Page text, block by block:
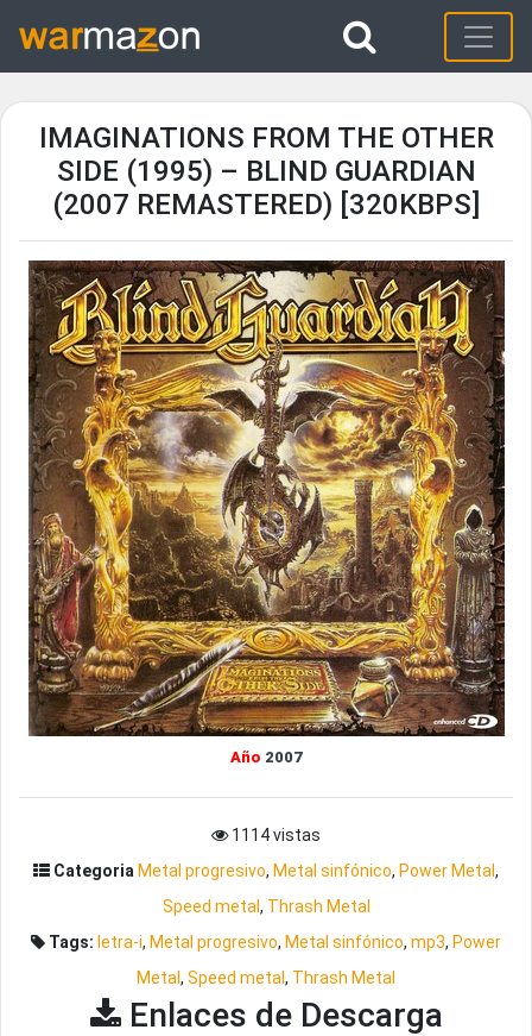
IMAGINATIONS FROM THE OTHER
SIDE (1995) – BLIND GUARDIAN
(2007 REMASTERED) [320KBPS]
Año 2007
1114 vistas
Categoria Metal progresivo, Metal sinfónico, Power Metal ,
Speed metal , Thrash Metal
Tags: letra-i, Metal progresivo, Metal sinfónico, mp3, Power
Metal , Speed metal , Thrash Metal
Enlaces de Descarga